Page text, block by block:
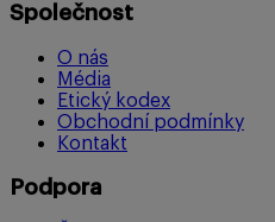
Společnost
O nás
Média
Etický kodex
Obchodní podmínky
Kontakt
Podpora